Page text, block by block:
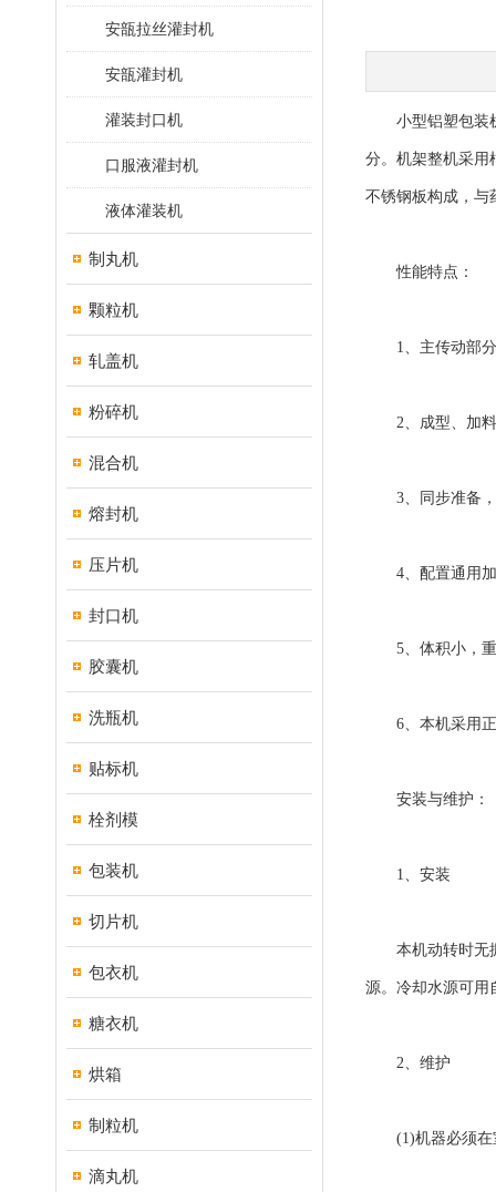
安瓿拉丝灌封机
安瓿灌封机
灌装封口机
口服液灌封机
液体灌装机
制丸机
颗粒机
轧盖机
粉碎机
混合机
熔封机
压片机
封口机
胶囊机
洗瓶机
贴标机
栓剂模
包装机
切片机
包衣机
糖衣机
烘箱
制粒机
滴丸机
小型铝塑包装机
分。机架整机采用
不锈钢板构成，与
性能特点：
1、主传动部分
2、成型、加料
3、同步准备，
4、配置通用加
5、体积小，重
6、本机采用正
安装与维护：
1、安装
本机动转时无振
源。冷却水源可用
2、维护
(1)机器必须在